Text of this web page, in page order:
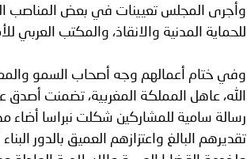
وأجرى المجلس تعيينات في بعض المناصب
للحماية المدنية والانقاذ، والمكتب العربي
وفي ختام أعمالهم وجه أصحاب السمو
الله، عاهل المملكة المغربية، تضمنت أصدق
رسالة سامية للمشاركين شكلت نبراسا أضاء
تقديرهم البالغ واعتزازهم العميق بالدور